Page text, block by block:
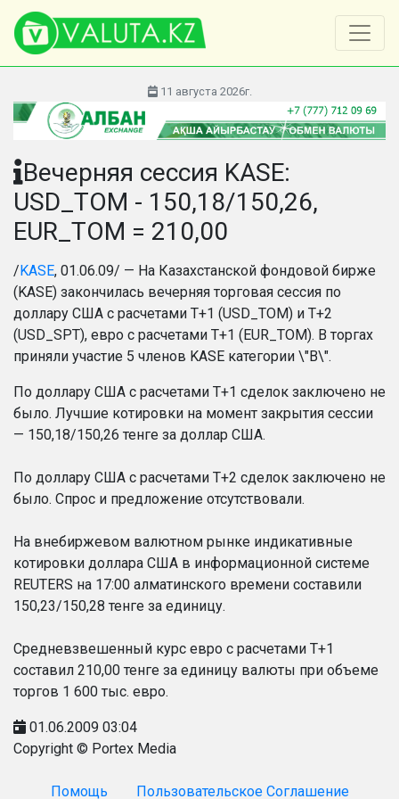
11 августа 2026г.
Вечерняя сессия KASE:
USD_TOM - 150,18/150,26,
EUR_TOM = 210,00
/ KASE, 01.06.09/ — На Казахстанской фондовой бирже
(KASE) закончилась вечерняя торговая сессия по
доллару США с расчетами Т+1 (USD_TOM) и T+2
(USD_SPT), евро с расчетами Т+1 (EUR_TOM). В торгах
приняли участие 5 членов KASE категории \"B\".
По доллару США с расчетами T+1 сделок заключено не
было. Лучшие котировки на момент закрытия сессии
— 150,18/150,26 тенге за доллар США.
По доллару США с расчетами T+2 сделок заключено не
было. Спрос и предложение отсутствовали.
На внебиржевом валютном рынке индикативные
котировки доллара США в информационной системе
REUTERS на 17:00 алматинского времени составили
150,23/150,28 тенге за единицу.
Средневзвешенный курс евро с расчетами Т+1
составил 210,00 тенге за единицу валюты при объеме
торгов 1 600 тыс. евро.
01.06.2009 03:04
Copyright © Portex Media
Помощь Пользовательское Соглашение